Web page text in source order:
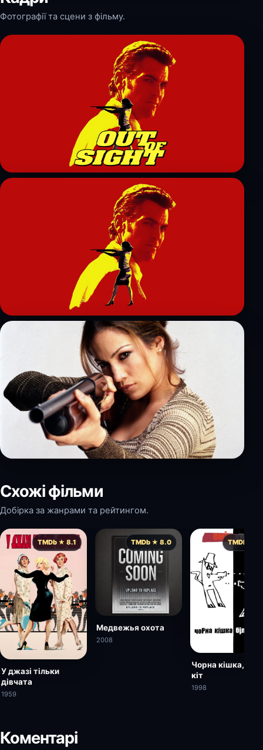
Фотографії та сцени з фільму.
Схожі фільми
Добірка за жанрами та рейтингом.
TMDb ★ 8.1
У джазі тільки
дівчата
1959
TMDb ★ 8.0
Медвежья охота
2008
TMDb ★
Чорна кішка,
кіт
1998
Коментарі